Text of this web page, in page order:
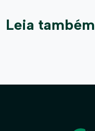
Leia também